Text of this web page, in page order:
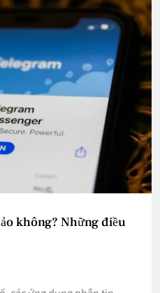
không? Những điều